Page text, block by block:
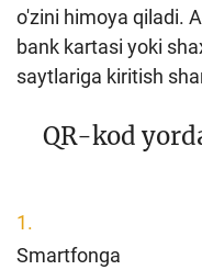
o'zini himoya qiladi.
bank kartasi yoki
saytlariga kiritish
QR-kod
Smartfonga